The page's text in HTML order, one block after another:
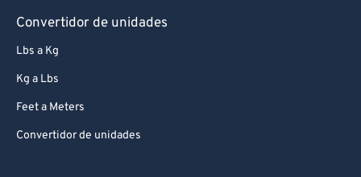
Convertidor de unidades
Lbs a Kg
Kg a Lbs
Feet a Meters
Convertidor de unidades